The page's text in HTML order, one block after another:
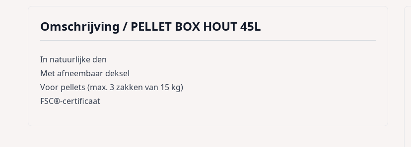
Omschrijving / PELLET BOX HOUT 45L
In natuurlijke den
Met afneembaar deksel
Voor pellets (max. 3 zakken van 15 kg)
FSC®-certificaat